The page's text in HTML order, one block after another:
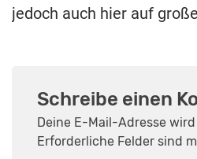
jedoch auch hier auf
Schreibe einen
Deine E-Mail-Adresse
Erforderliche Felder sind